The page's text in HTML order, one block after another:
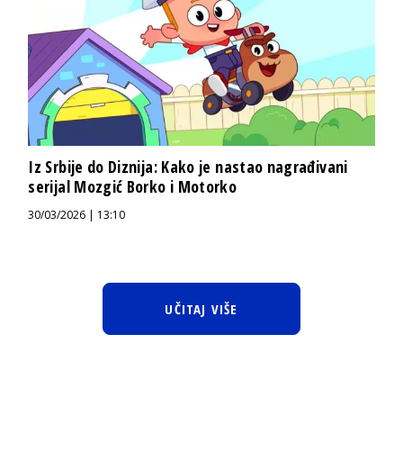
Iz Srbije do Diznija: Kako je nastao nagrađivani
serijal Mozgić Borko i Motorko
30/03/2026 | 13:10
UČITAJ VIŠE